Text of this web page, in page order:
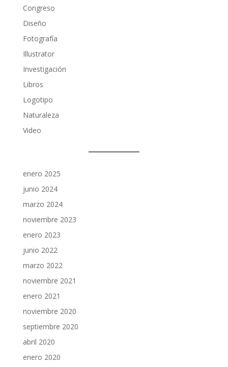
Congreso
Diseño
Fotografía
Illustrator
Investigación
Libros
Logotipo
Naturaleza
Video
enero 2025
junio 2024
marzo 2024
noviembre 2023
enero 2023
junio 2022
marzo 2022
noviembre 2021
enero 2021
noviembre 2020
septiembre 2020
abril 2020
enero 2020